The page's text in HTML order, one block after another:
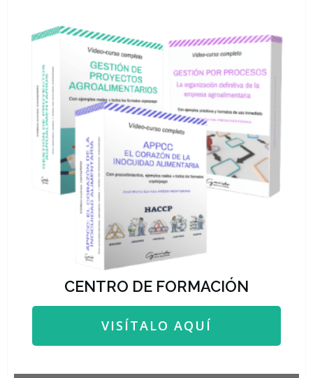
CENTRO DE FORMACIÓN
VISÍTALO AQUÍ